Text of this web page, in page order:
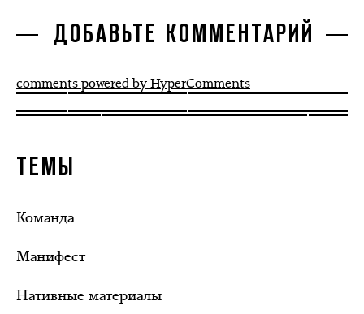
ДОБАВЬТЕ КОММЕНТАРИЙ
comments powered by HyperComments
ТЕМЫ
Команда
Манифест
Нативные материалы